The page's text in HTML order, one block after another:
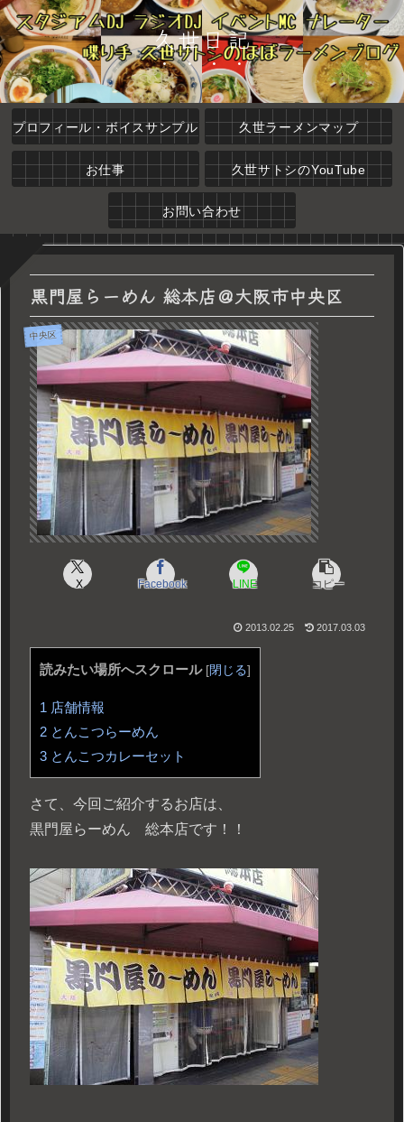
久世日記
プロフィール・ボイスサンプル 久世ラーメンマップ
お仕事 久世サトシのYouTube
お問い合わせ
黒門屋らーめん 総本店＠大阪市中央区
中央区
X Facebook LINE コピー
2013.02.25 2017.03.03
読みたい場所へスクロール [閉じる]
1 店舗情報
2 とんこつらーめん
3 とんこつカレーセット
さて、今回ご紹介するお店は、
黒門屋らーめん 総本店です！！